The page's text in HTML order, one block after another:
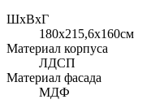
ШхВхГ
180x215,6х160см
Материал корпуса
ЛДСП
Материал фасада
МДФ